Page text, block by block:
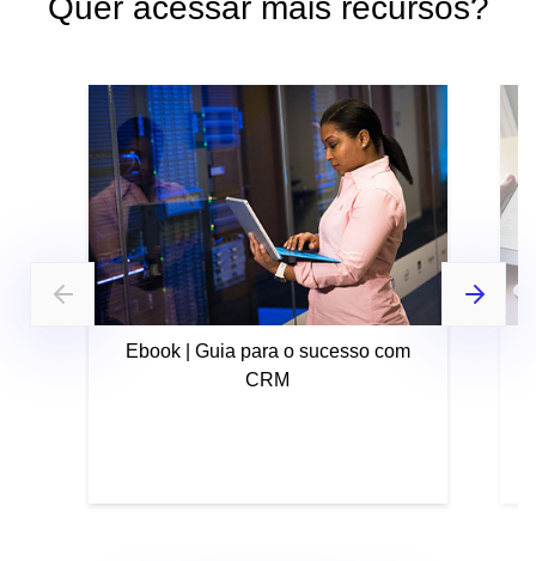
Quer acessar mais recursos?
Ebook | Guia para o sucesso com
CRM